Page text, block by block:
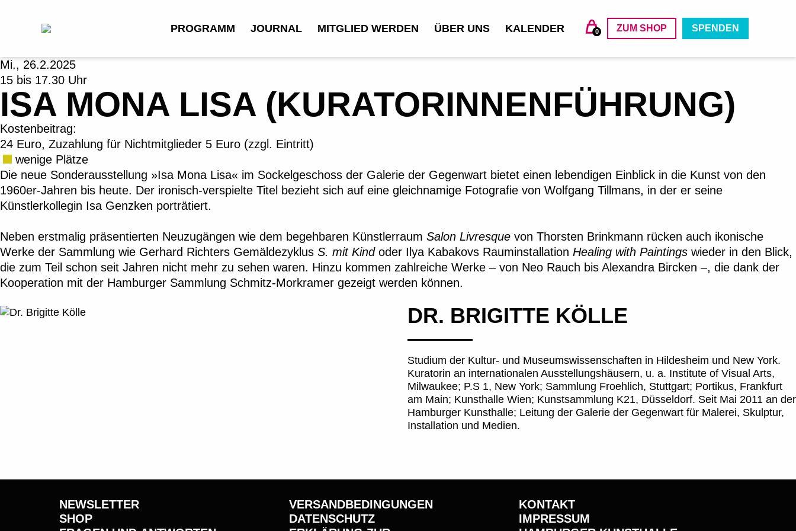
PROGRAMM JOURNAL MITGLIED WERDEN ÜBER UNS KALENDER 0 ZUM SHOP SPENDEN
Mi., 26.2.2025
15 bis 17.30 Uhr
ISA MONA LISA (KURATORINNENFÜHRUNG)
Kostenbeitrag:
24 Euro, Zuzahlung für Nichtmitglieder 5 Euro (zzgl. Eintritt)
wenige Plätze
Die neue Sonderausstellung »Isa Mona Lisa« im Sockelgeschoss der Galerie der Gegenwart bietet einen lebendigen Einblick in die Kunst von den
1960er-Jahren bis heute. Der ironisch-verspielte Titel bezieht sich auf eine gleichnamige Fotografie von Wolfgang Tillmans, in der er seine
Künstlerkollegin Isa Genzken porträtiert.
Neben erstmalig präsentierten Neuzugängen wie dem begehbaren Künstlerraum Salon Livresque von Thorsten Brinkmann rücken auch ikonische
Werke der Sammlung wie Gerhard Richters Gemäldezyklus S. mit Kindoder Ilya Kabakovs Rauminstallation Healing with Paintings wieder in den Blick,
die zum Teil schon seit Jahren nicht mehr zu sehen waren. Hinzu kommen zahlreiche Werke – von Neo Rauch bis Alexandra Bircken –, die dank der
Kooperation mit der Hamburger Sammlung Schmitz-Morkramer gezeigt werden können.
DR. BRIGITTE KÖLLE
Studium der Kultur- und Museumswissenschaften in Hildesheim und New York.
Kuratorin an internationalen Ausstellungshäusern, u. a. Institute of Visual Arts,
Milwaukee; P.S 1, New York; Sammlung Froehlich, Stuttgart; Portikus, Frankfurt
am Main; Kunsthalle Wien; Kunstsammlung K21, Düsseldorf. Seit Mai 2011 an der
Hamburger Kunsthalle; Leitung der Galerie der Gegenwart für Malerei, Skulptur,
Installation und Medien.
NEWSLETTER
SHOP
VERSANDBEDINGUNGEN
DATENSCHUTZ
KONTAKT
IMPRESSUM